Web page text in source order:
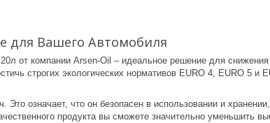
для Вашего Автомобиля
от компании Arsen-Oil – идеальное решение для снижения
строгих экологических нормативов EURO 4, EURO 5 и
означает, что он безопасен в использовании и
продукта вы сможете значительно уменьшить